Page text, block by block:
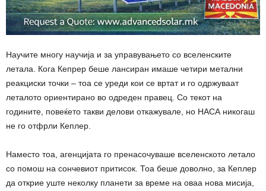
Научите многу научија и за управувањето со вселенските
летала. Кога Кепрер беше лансиран имаше четири метални
реакциски точки – тоа се уреди кои се вртат и го одржуваат
леталото ориентирано во одреден правец. Со текот на
годините, повеќето такви делови откажувале, но НАСА никогаш
не го отфрли Кеплер.
Наместо тоа, агенцијата го пренасочуваше вселенското летало
со помош на сончевиот притисок. Тоа беше доволно, за Кеплер
да открие уште неколку планети за време на оваа нова мисија,